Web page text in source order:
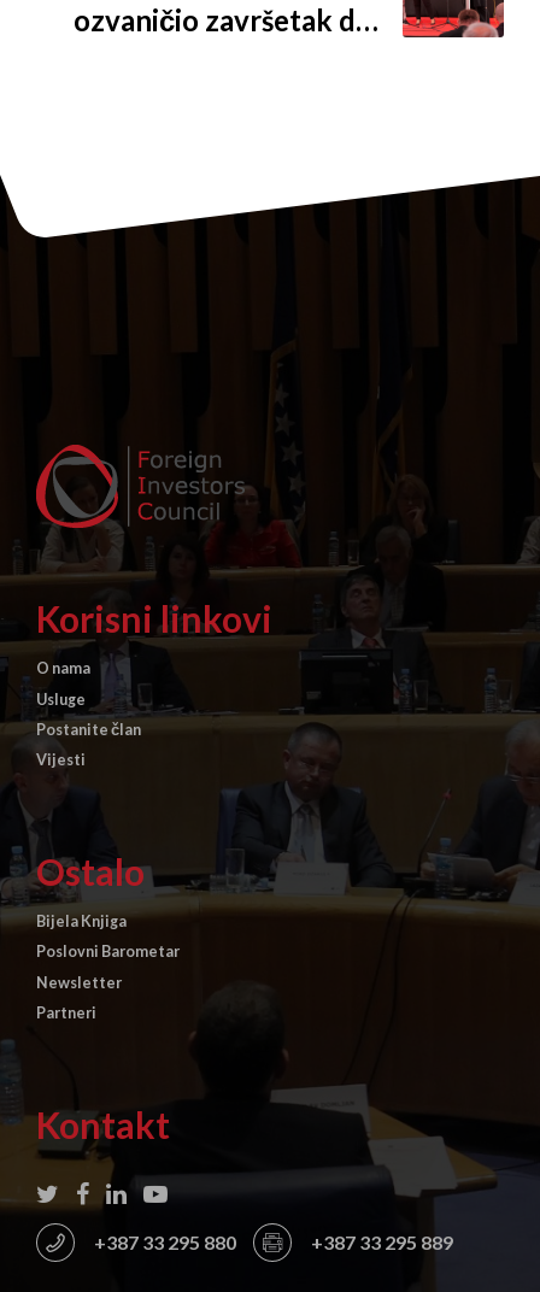
ozvaničio završetak dva
Korisni linkovi
O nama
Usluge
Postanite član
Vijesti
Ostalo
Bijela Knjiga
Poslovni Barometar
Newsletter
Partneri
Kontakt
+387 33 295 880 +387 33 295 889